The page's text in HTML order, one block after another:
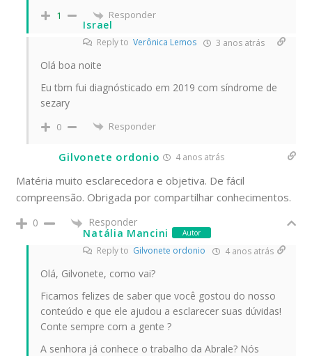
1 Responder
Israel
Reply toVerônica Lemos 3 anos atrás
Olá boa noite
Eu tbm fui diagnósticado em 2019 com síndrome de
sezary
0 Responder
Gilvonete ordonio 4 anos atrás
Matéria muito esclarecedora e objetiva. De fácil
compreensão. Obrigada por compartilhar conhecimentos.
0
Responder
Natália Mancini
Autor
Reply to Gilvonete ordonio 4 anos atrás
Olá, Gilvonete, como vai?
Ficamos felizes de saber que você gostou do nosso
conteúdo e que ele ajudou a esclarecer suas dúvidas!
Conte sempre com a gente ?
A senhora já conhece o trabalho da Abrale? Nós